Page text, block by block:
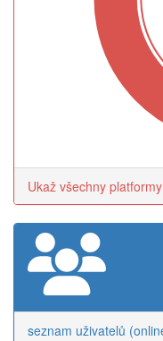
Ukaž všechny platformy
seznam uživatelů